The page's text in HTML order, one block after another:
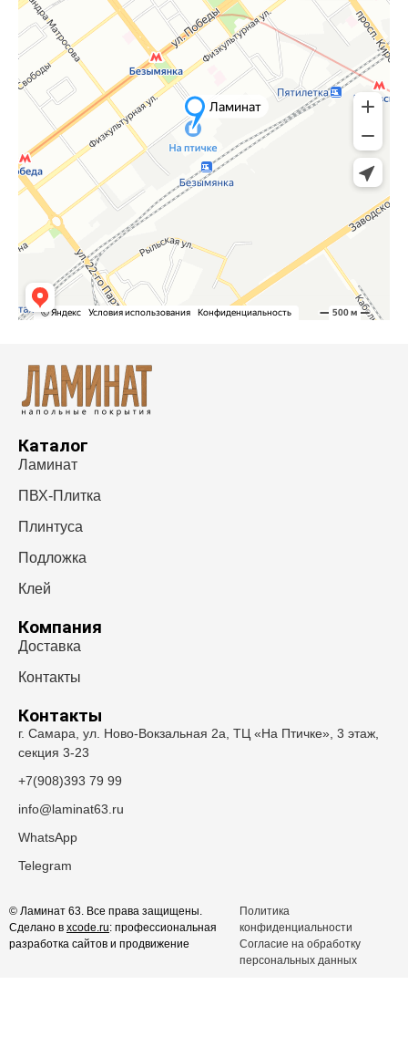
Каталог
Ламинат
ПВХ-Плитка
Плинтуса
Подложка
Клей
Компания
Доставка
Контакты
Контакты
г. Самара, ул. Ново-Вокзальная 2а, ТЦ «На Птичке», 3 этаж,
секция 3-23
+7(908)393 79 99
info@laminat63.ru
WhatsApp
Telegram
© Ламинат 63. Все права защищены.
Сделано в xcode.ru: профессиональная
разработка сайтов и продвижение
Политика
конфиденциальности
Согласие на обработку
персональных данных